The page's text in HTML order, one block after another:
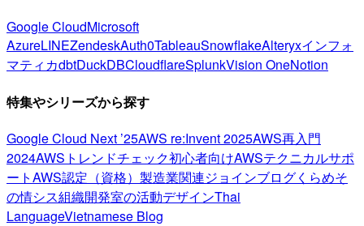
Google CloudMicrosoft
AzureLINEZendeskAuth0TableauSnowflakeAlteryxインフォ
マティカdbtDuckDBCloudflareSplunkVision OneNotion
特集やシリーズから探す
Google Cloud Next ’25AWS re:Invent 2025AWS再入門
2024AWSトレンドチェック初心者向けAWSテクニカルサポ
ートAWS認定（資格） 製造業関連ジョインブログくらめそ
の情シス組織開発室の活動デザインThai
LanguageVietnamese Blog